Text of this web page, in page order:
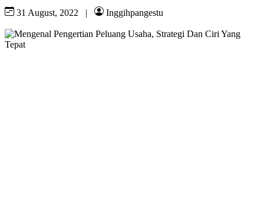
31 August, 2022 | Inggihpangestu